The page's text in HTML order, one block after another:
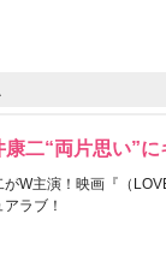
二“両片思い”
W主演！映画『（
ラブ！